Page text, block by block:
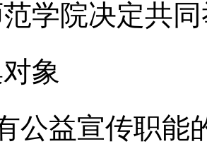
学院决定共
象
益宣传职能